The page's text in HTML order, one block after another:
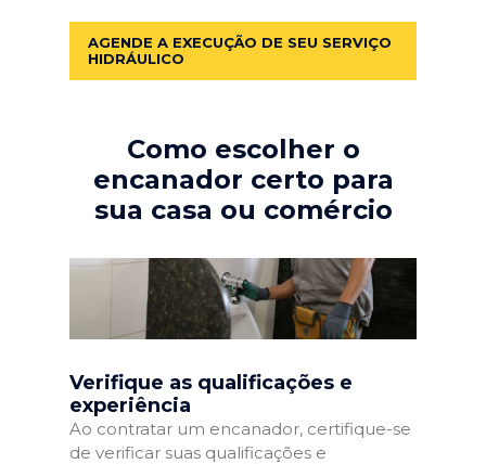
AGENDE A EXECUÇÃO DE SEU SERVIÇO
HIDRÁULICO
Como escolher o
encanador certo para
sua casa ou comércio
Verifique as qualificações e
experiência
Ao contratar um encanador, certifique-se
de verificar suas qualificações e